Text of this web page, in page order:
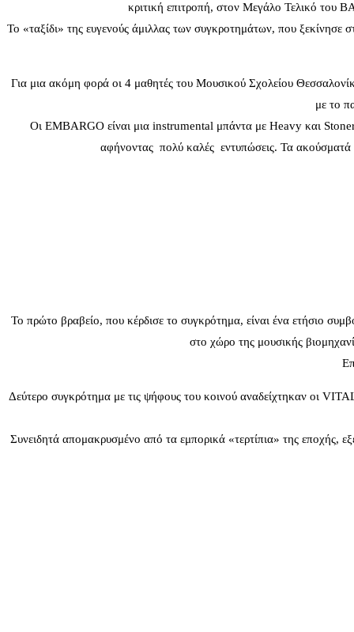
κριτική επιτροπή, στον Μεγάλο Τελικό
Το «ταξίδι» της ευγενούς άμιλλας των συγκροτημάτων, που
Για μια ακόμη φορά οι 4 μαθητές του Μουσικού Σχολείου
με το
Οι EMBARGO είναι μια instrumental μπάντα με Heavy και Stoner
αφήνοντας πολύ καλές εντυπώσεις. Τα
Το πρώτο βραβείο, που κέρδισε το συγκρότημα, είναι ένα ετήσιο
στο χώρο της μουσικής
Δεύτερο συγκρότημα με τις ψήφους του κοινού αναδείχτηκαν οι
Συνειδητά απομακρυσμένο από τα εμπορικά «τερτίπια» της εποχής,